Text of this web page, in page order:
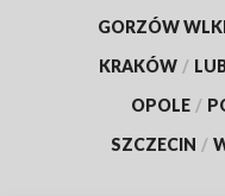
GORZÓW
KRAKÓW /
OPOLE /
SZCZECIN /